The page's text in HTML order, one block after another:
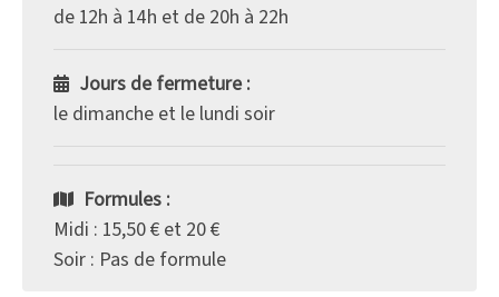
de 12h à 14h et de 20h à 22h
Jours de fermeture :
le dimanche et le lundi soir
Formules :
Midi : 15,50 € et 20 €
Soir : Pas de formule